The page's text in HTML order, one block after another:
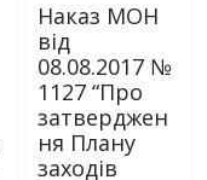
Наказ МОН
від
08.08.2017 №
1127 “Про
затверджен
ня Плану
заходів